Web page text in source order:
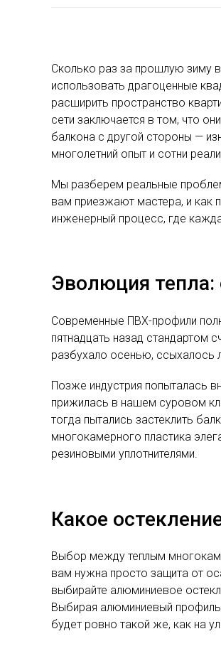
Сколько раз за прошлую зиму
использовать драгоценные
расширить пространство
сети заключается в том, что
балкона с другой стороны —
многолетний опыт и сотни
Мы разберем реальные
вам приезжают мастера, и как
инженерный процесс, где
Эволюция
Современные ПВХ-профили
пятнадцать назад стандартом
разбухало осенью, ссыхалось
Позже индустрия попыталась
прижилась в нашем суровом
тогда пытались застеклить
многокамерного пластика
резиновыми уплотнителями.
Какое
Выбор между теплым
вам нужна просто защита от
выбирайте алюминиевое
Выбирая алюминиевый
будет ровно такой же, как на